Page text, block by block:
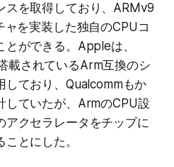
スを取得しており、ARMv9
を実装した独自のCPUコ
ができる。Appleは、
載されているArm互換のシ
しており、Qualcommもか
していたが、ArmのCPU設
アクセラレータをチップに
とにした。